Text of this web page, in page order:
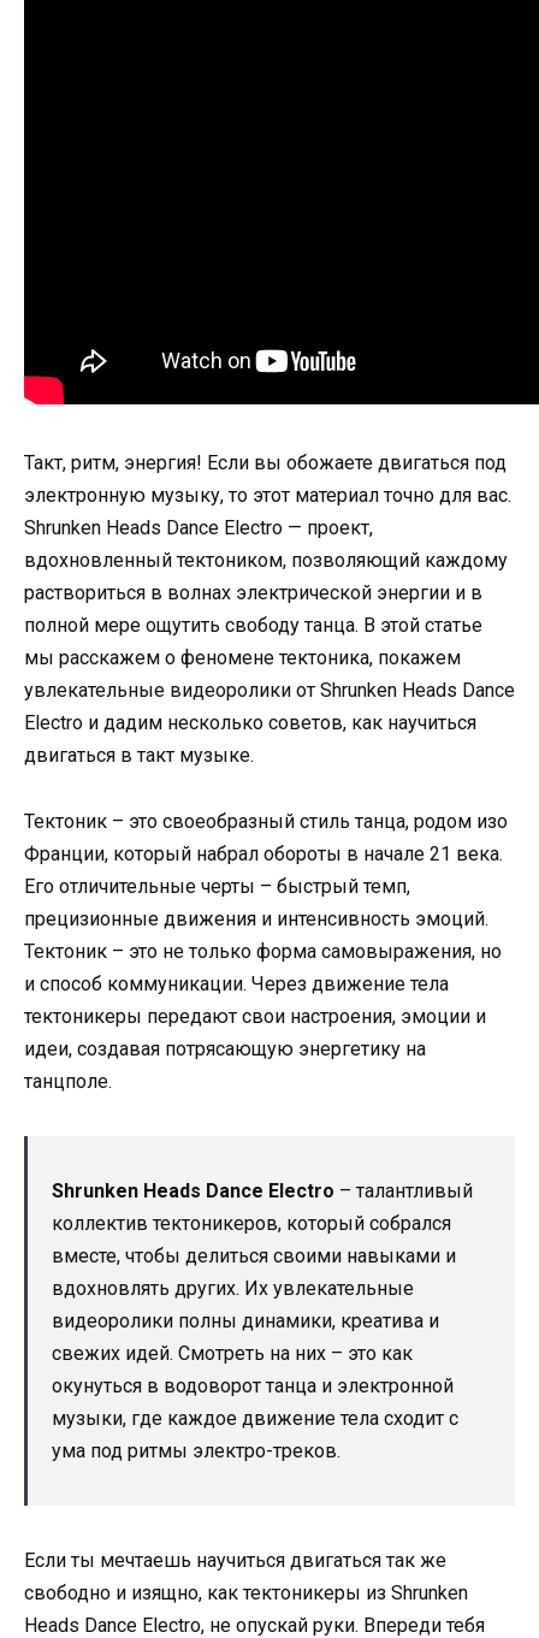
Такт, ритм, энергия! Если вы обожаете двигаться под
электронную музыку, то этот материал точно для вас.
Shrunken Heads Dance Electro — проект,
вдохновленный тектоником, позволяющий каждому
раствориться в волнах электрической энергии и в
полной мере ощутить свободу танца. В этой статье
мы расскажем о феномене тектоника, покажем
увлекательные видеоролики от Shrunken Heads Dance
Electro и дадим несколько советов, как научиться
двигаться в такт музыке.
Тектоник – это своеобразный стиль танца, родом изо
Франции, который набрал обороты в начале 21 века.
Его отличительные черты – быстрый темп,
прецизионные движения и интенсивность эмоций.
Тектоник – это не только форма самовыражения, но
и способ коммуникации. Через движение тела
тектоникеры передают свои настроения, эмоции и
идеи, создавая потрясающую энергетику на
танцполе.
Shrunken Heads Dance Electro – талантливый
коллектив тектоникеров, который собрался
вместе, чтобы делиться своими навыками и
вдохновлять других. Их увлекательные
видеоролики полны динамики, креатива и
свежих идей. Смотреть на них – это как
окунуться в водоворот танца и электронной
музыки, где каждое движение тела сходит с
ума под ритмы электро-треков.
Если ты мечтаешь научиться двигаться так же
свободно и изящно, как тектоникеры из Shrunken
Heads Dance Electro, не опускай руки. Впереди тебя